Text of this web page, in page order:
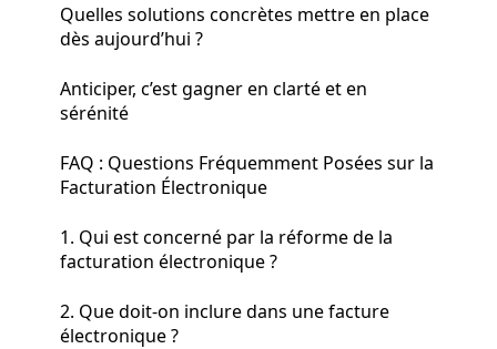
Quelles solutions concrètes mettre en place
dès aujourd’hui ?
Anticiper, c’est gagner en clarté et en
sérénité
FAQ : Questions Fréquemment Posées sur la
Facturation Électronique
1. Qui est concerné par la réforme de la
facturation électronique ?
2. Que doit-on inclure dans une facture
électronique ?